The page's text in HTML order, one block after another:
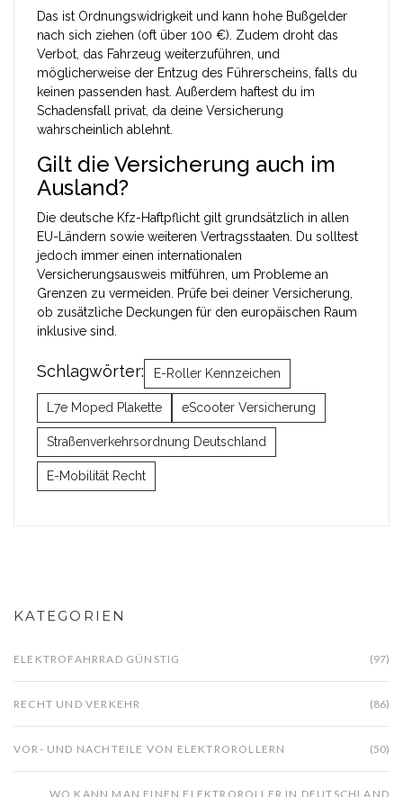
Das ist Ordnungswidrigkeit und kann hohe Bußgelder
nach sich ziehen (oft über 100 €). Zudem droht das
Verbot, das Fahrzeug weiterzuführen, und
möglicherweise der Entzug des Führerscheins, falls du
keinen passenden hast. Außerdem haftest du im
Schadensfall privat, da deine Versicherung
wahrscheinlich ablehnt.
Gilt die Versicherung auch im
Ausland?
Die deutsche Kfz-Haftpflicht gilt grundsätzlich in allen
EU-Ländern sowie weiteren Vertragsstaaten. Du solltest
jedoch immer einen internationalen
Versicherungsausweis mitführen, um Probleme an
Grenzen zu vermeiden. Prüfe bei deiner Versicherung,
ob zusätzliche Deckungen für den europäischen Raum
inklusive sind.
Schlagwörter: E-Roller Kennzeichen
L7e Moped Plakette eScooter Versicherung
Straßenverkehrsordnung Deutschland
E-Mobilität Recht
KATEGORIEN
ELEKTROFAHRRAD GÜNSTIG (97)
RECHT UND VERKEHR (86)
VOR- UND NACHTEILE VON ELEKTROROLLERN (50)
WO KANN MAN EINEN ELEKTROROLLER IN DEUTSCHLAND